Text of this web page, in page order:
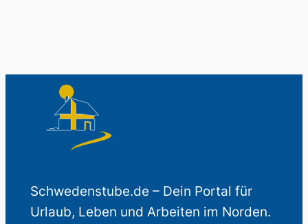
Schwedenstube.de – Dein Portal für
Urlaub, Leben und Arbeiten im Norden.